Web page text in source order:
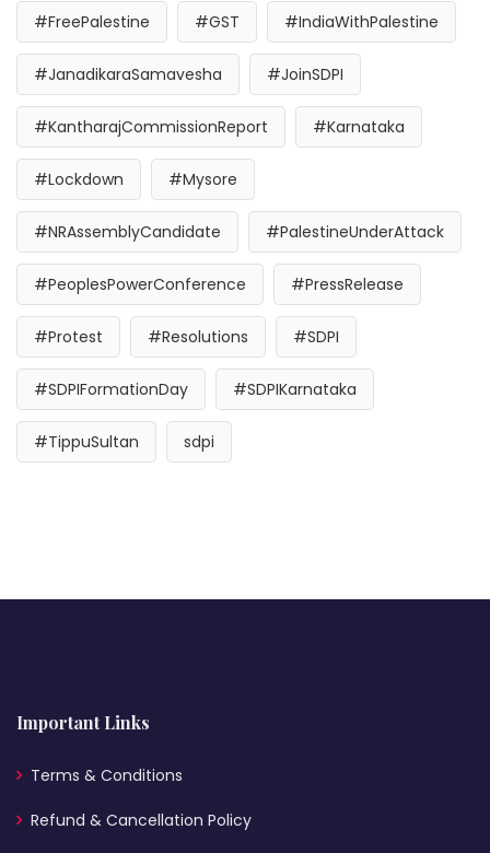
#FreePalestine #GST #IndiaWithPalestine
#JanadikaraSamavesha #JoinSDPI
#KantharajCommissionReport #Karnataka
#Lockdown #Mysore
#NRAssemblyCandidate #PalestineUnderAttack
#PeoplesPowerConference #PressRelease
#Protest #Resolutions #SDPI
#SDPIFormationDay #SDPIKarnataka
#TippuSultan sdpi
Important Links
Terms & Conditions
Refund & Cancellation Policy